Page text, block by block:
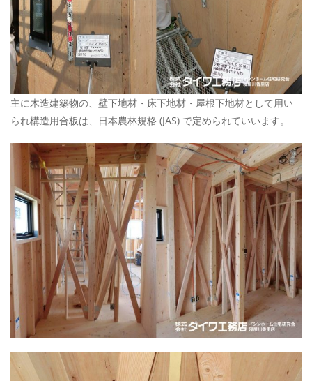
主に木造建築物の、壁下地材・床下地材・屋根下地材として用い
られ構造用合板は、日本農林規格 (JAS) で定められていいます。